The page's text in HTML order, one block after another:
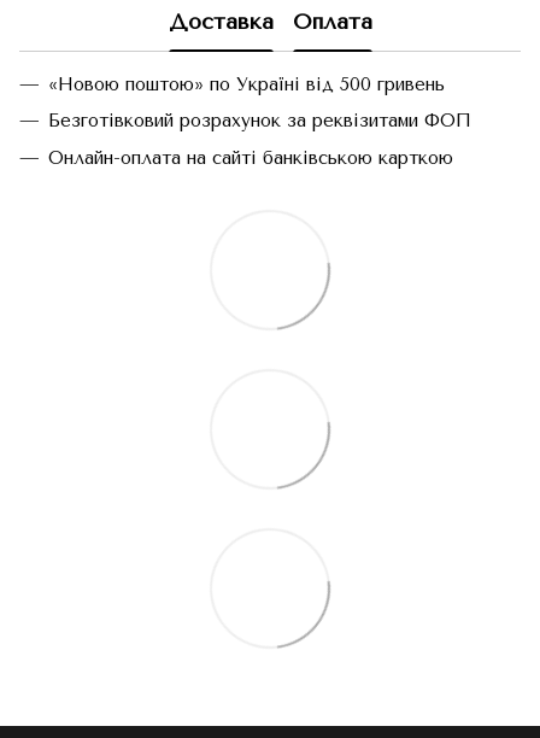
Доставка Оплата
«Новою поштою» по Україні від 500 гривень
Безготівковий розрахунок за реквізитами ФОП
Онлайн-оплата на сайті банківською карткою